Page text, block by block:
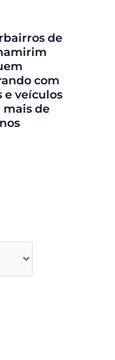
de
com
e veículos
mais de